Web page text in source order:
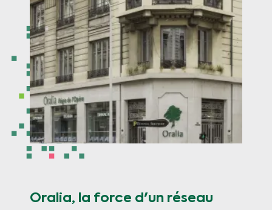
Oralia, la force d'un réseau